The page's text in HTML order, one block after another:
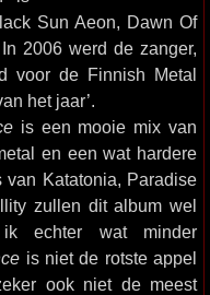
Sun Aeon, Dawn Of
2006 werd de zanger,
voor de Finnish Metal
het jaar’.
is een mooie mix van
en een wat hardere
van Katatonia, Paradise
zullen dit album wel
echter wat minder
is niet de rotste appel
ook niet de meest